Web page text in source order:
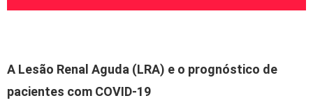
A Lesão Renal Aguda (LRA) e o prognóstico de
pacientes com COVID-19